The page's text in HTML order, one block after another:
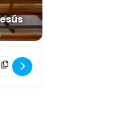
de clavecín: Jean Philippe